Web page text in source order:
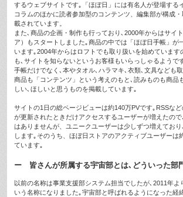
するウェブサイトです｡「ほぼ日」には有名人が登場する
コラムのほかに読者参加型のコンテンツ、編集部が構成
載されています。
また､商品の企画・制作も行っており､2000年からはサイ
ア）もスタートしました｡商品の中では「ほぼ日手帳」が
います｡2004年からはロフトでも取り扱いを始めています
も､サイトを知らないというお客様もいらっしゃるようで
手帳だけでなく､本やタオル､ハラマキ､衣類､文具なども
商品も「コンテンツ」という考えのもと､読みものも商品
しい､ほしいと思うものを掲載しています｡
サイトの1日の総ページビューは約140万PVです｡RSSな
が更新されたときだけアクセスするユーザーが増えたの
はありませんが、ユニークユーザーは少しずつ増えてお
します｡そのうち、ほぼ日ストアのアクティブユーザーは
ています｡
ー 皆さんが所属する宇宙部とは､どういった部
以前の名称は事業支援部システム担当でしたが､2011年よ
いう名称になりました｡宇宙部と呼ばれるようになった経